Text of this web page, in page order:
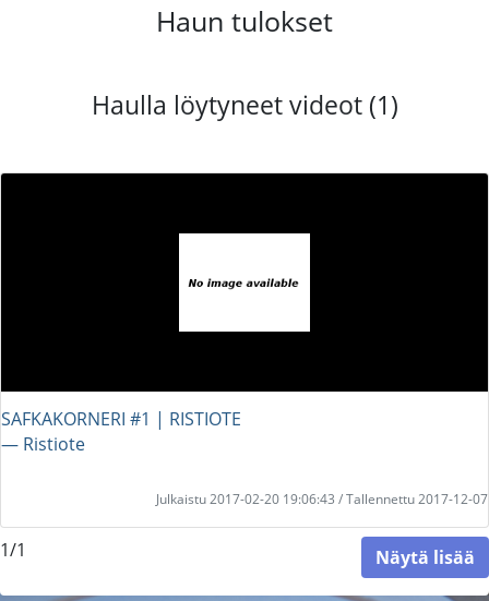
Haun tulokset
Haulla löytyneet videot (1)
SAFKAKORNERI #1 | RISTIOTE
― Ristiote
Julkaistu 2017-02-20 19:06:43 / Tallennettu 2017-12-07
1/1 Näytä lisää